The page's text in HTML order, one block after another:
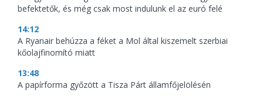
befektetők, és még csak most indulunk el az euró felé
14:12
A Ryanair behúzza a féket a Mol által kiszemelt szerbiai
kőolajfinomító miatt
13:48
A papírforma győzött a Tisza Párt államfőjelölésén